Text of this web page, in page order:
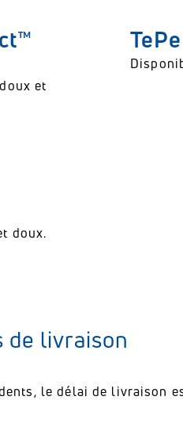
et
doux.
de livraison
le délai de livraison